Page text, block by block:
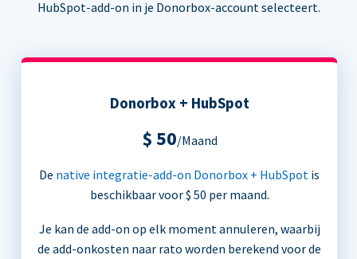
HubSpot-add-on in je Donorbox-account selecteert.
Donorbox + HubSpot
$ 50/Maand
De native integratie-add-on Donorbox + HubSpot is
beschikbaar voor $ 50 per maand.
Je kan de add-on op elk moment annuleren, waarbij
de add-onkosten naar rato worden berekend voor de